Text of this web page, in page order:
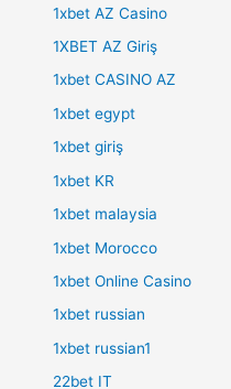
1xbet AZ Casino
1XBET AZ Giriş
1xbet CASINO AZ
1xbet egypt
1xbet giriş
1xbet KR
1xbet malaysia
1xbet Morocco
1xbet Online Casino
1xbet russian
1xbet russian1
22bet IT